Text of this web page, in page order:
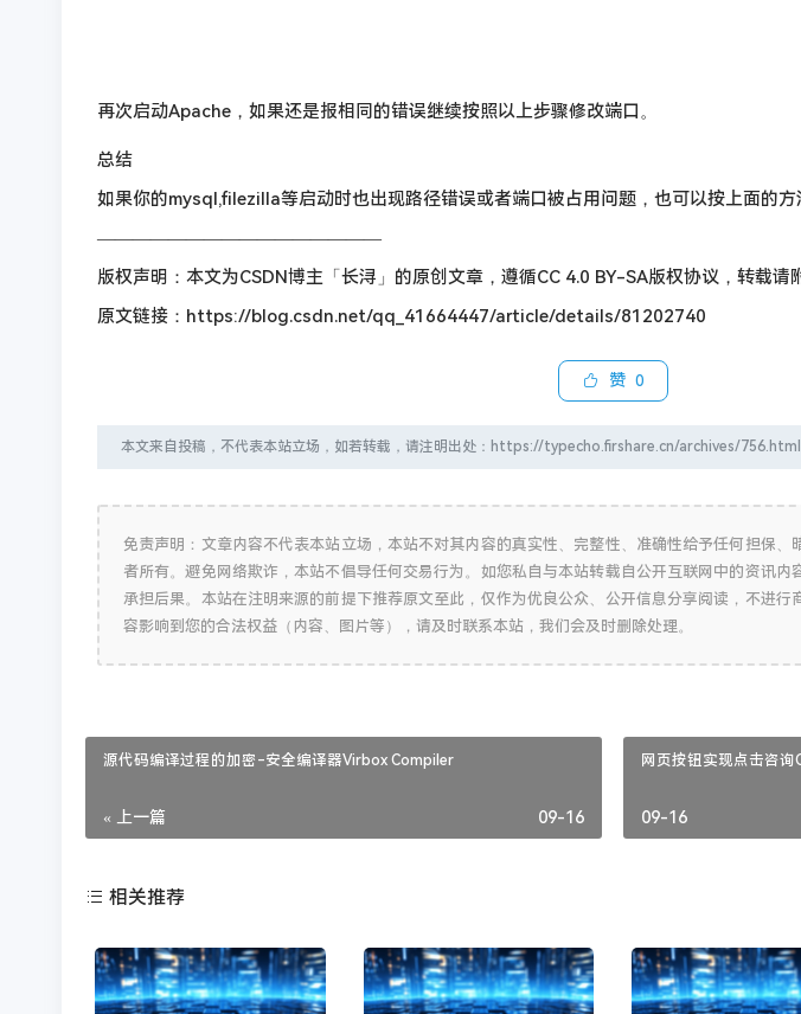
再次启动Apache，如果还是报相同的错误继续按照以上步骤修改端口。
总结
如果你的mysql,filezilla等启动时也出现路径错误或者端口被占用问题，也可以按上面的方
————————————————
版权声明：本文为CSDN博主「长浔」的原创文章，遵循CC 4.0 BY-SA版权协议，转载请
原文链接：https://blog.csdn.net/qq_41664447/article/details/81202740
赞 0
本文来自投稿，不代表本站立场，如若转载，请注明出处：https://typecho.firshare.cn/archives/756.html
免责声明：文章内容不代表本站立场，本站不对其内容的真实性、完整性、准确性给予任何担保、
者所有。避免网络欺诈，本站不倡导任何交易行为。如您私自与本站转载自公开互联网中的资讯内
承担后果。本站在注明来源的前提下推荐原文至此，仅作为优良公众、公开信息分享阅读，不进行
容影响到您的合法权益（内容、图片等），请及时联系本站，我们会及时删除处理。
源代码编译过程的加密-安全编译器Virbox Compiler
« 上一篇 09-16
网页按钮实现点击咨询
09-16
相关推荐